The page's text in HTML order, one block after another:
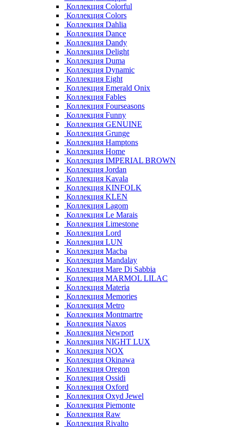
Коллекция Colorful
Коллекция Colors
Коллекция Dahlia
Коллекция Dance
Коллекция Dandy
Коллекция Delight
Коллекция Duma
Коллекция Dynamic
Коллекция Eight
Коллекция Emerald Onix
Коллекция Fables
Коллекция Fourseasons
Коллекция Funny
Коллекция GENUINE
Коллекция Grunge
Коллекция Hamptons
Коллекция Home
Коллекция IMPERIAL BROWN
Коллекция Jordan
Коллекция Kavala
Коллекция KINFOLK
Коллекция KLEN
Коллекция Lagom
Коллекция Le Marais
Коллекция Limestone
Коллекция Lord
Коллекция LUN
Коллекция Macba
Коллекция Mandalay
Коллекция Mare Di Sabbia
Коллекция MARMOL LILAC
Коллекция Materia
Коллекция Memories
Коллекция Metro
Коллекция Montmartre
Коллекция Naxos
Коллекция Newport
Коллекция NIGHT LUX
Коллекция NOX
Коллекция Okinawa
Коллекция Oregon
Коллекция Ossidi
Коллекция Oxford
Коллекция Oxyd Jewel
Коллекция Piemonte
Коллекция Raw
Коллекция Rivalto